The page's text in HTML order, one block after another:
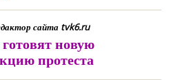
сайта tvk6.ru
новую
протеста